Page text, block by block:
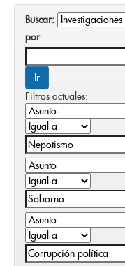
Buscar:
por
Filtros actuales: